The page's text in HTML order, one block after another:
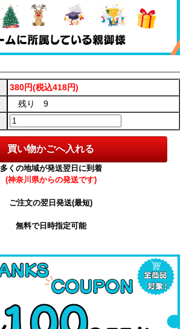
380円(税込418円)
残り 9
多くの地域が発送翌日に到着
(神奈川県からの発送です)
ご注文の翌日発送(最短)
無料で日時指定可能